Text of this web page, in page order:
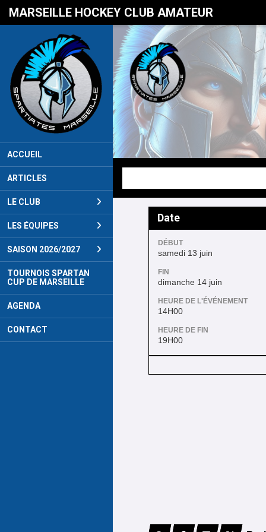
MARSEILLE HOCKEY CLUB AMATEUR
ACCUEIL
ARTICLES
LE CLUB
LES ÉQUIPES
SAISON 2026/2027
TOURNOIS SPARTAN
CUP DE MARSEILLE
AGENDA
CONTACT
Date
DÉBUT
samedi 13 juin
FIN
dimanche 14 juin
HEURE DE L'ÉVÉNEMENT
14H00
HEURE DE FIN
19H00
Panneau de gestion des cookies